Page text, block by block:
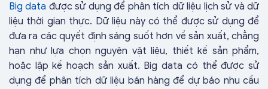
Big data được sử dụng để phân tích dữ liệu lịch sử và dữ
liệu thời gian thực. Dữ liệu này có thể được sử dụng để
đưa ra các quyết định sáng suốt hơn về sản xuất, chẳng
hạn như lựa chọn nguyên vật liệu, thiết kế sản phẩm,
hoặc lập kế hoạch sản xuất. Big data có thể được sử
dụng để phân tích dữ liệu bán hàng để dự báo nhu cầu